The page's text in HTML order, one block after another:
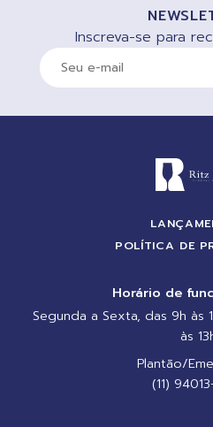
Inscreva-se para
POLÍTICA DE
Horário de
Segunda a Sexta, das 9h às
às
Plantão/
(11)